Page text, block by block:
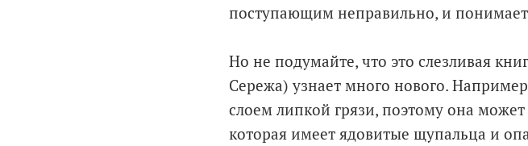
поступающим неправильно, и
Но не подумайте, что это слезливая
Сережа) узнает много нового.
слоем липкой грязи, поэтому она
которая имеет ядовитые щупальца и